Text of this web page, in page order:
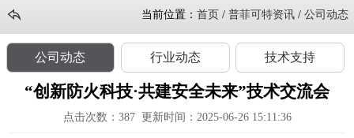
当前位置： 首页 / 普菲可特资讯 / 公司动态
公司动态 行业动态 技术支持
“创新防火科技·共建安全未来”技术交流会
点击次数： 387更新时间：2025-06-26 15:11:36